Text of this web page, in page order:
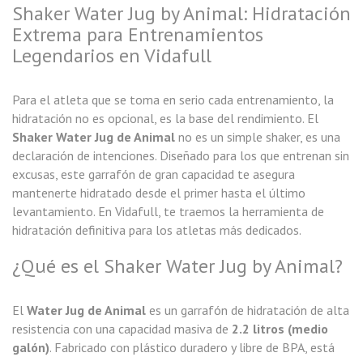
Shaker Water Jug by Animal: Hidratación
Extrema para Entrenamientos
Legendarios en Vidafull
Para el atleta que se toma en serio cada entrenamiento, la
hidratación no es opcional, es la base del rendimiento. El
Shaker Water Jug de Animal no es un simple shaker, es una
declaración de intenciones. Diseñado para los que entrenan sin
excusas, este garrafón de gran capacidad te asegura
mantenerte hidratado desde el primer hasta el último
levantamiento. En Vidafull, te traemos la herramienta de
hidratación definitiva para los atletas más dedicados.
¿Qué es el Shaker Water Jug by Animal?
El Water Jug de Animal es un garrafón de hidratación de alta
resistencia con una capacidad masiva de 2.2 litros (medio
galón). Fabricado con plástico duradero y libre de BPA, está